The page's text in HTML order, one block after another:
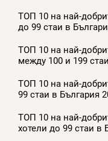
ТОП 10 на най-
до 99 стаи в
ТОП 10 на най-
между 100 и 199
ТОП 10 на най-
99 стаи в България
ТОП 10 на най-
хотели до 99 стаи в